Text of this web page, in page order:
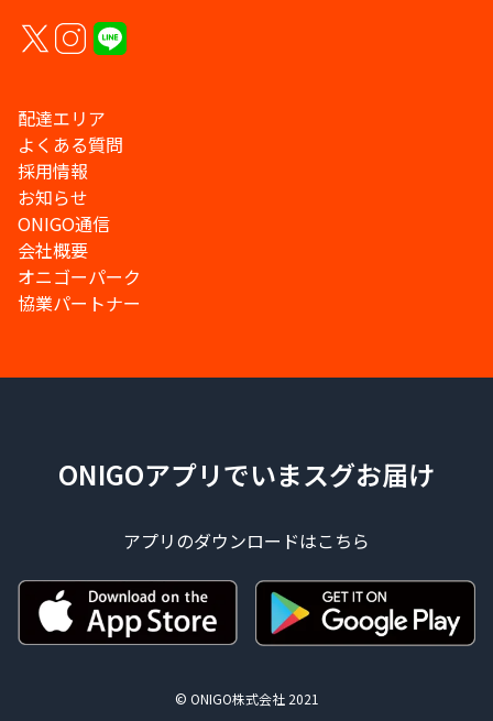
配達エリア
よくある質問
採用情報
お知らせ
ONIGO通信
会社概要
オニゴーパーク
協業パートナー
ONIGOアプリでいまスグお届け
アプリのダウンロードはこちら
© ONIGO株式会社 2021